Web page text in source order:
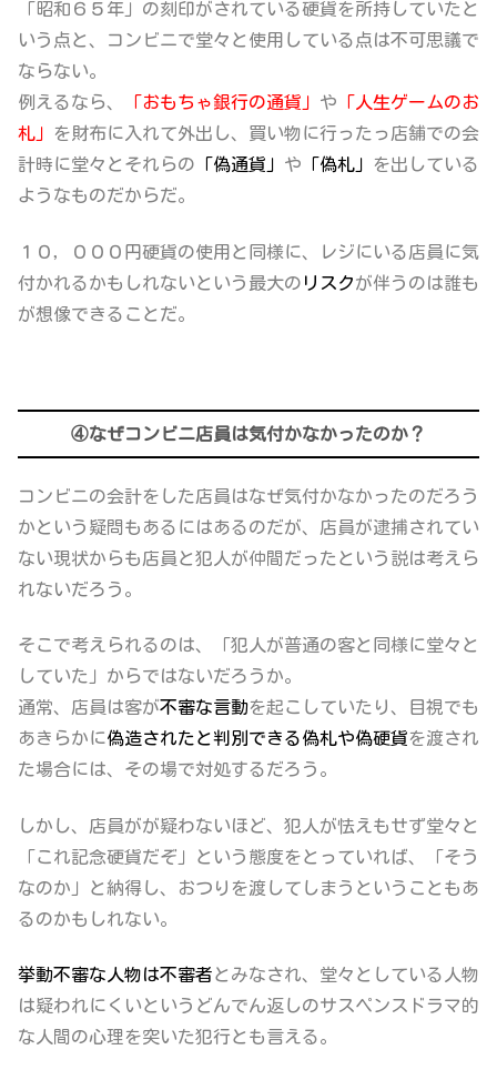
「昭和６５年」の刻印がされている硬貨を所持していたと
いう点と、コンビニで堂々と使用している点は不可思議で
ならない。
例えるなら、
「おもちゃ銀行の通貨」 や 「人生ゲームのお
札」
を財布に入れて外出し、買い物に行ったっ店舗での会
計時に堂々とそれらの 「偽通貨」 や 「偽札」
を出している
ようなものだからだ。
１０，０００円硬貨の使用と同様に、レジにいる店員に気
付かれるかもしれないという最大の リスクが伴うのは誰も
が想像できることだ。
④なぜコンビニ店員は気付かなかったのか？
コンビニの会計をした店員はなぜ気付かなかったのだろう
かという疑問もあるにはあるのだが、店員が逮捕されてい
ない現状からも店員と犯人が仲間だったという説は考えら
れないだろう。
そこで考えられるのは、
「犯人が普通の客と同様に堂々と
していた」 からではないだろうか。
通常、店員は客が不審な言動を起こしていたり、目視でも
あきらかに偽造されたと判別できる偽札や偽硬貨を渡され
た場合には、その場で対処するだろう。
しかし、 店員がが疑わないほど、犯人が怯えもせず堂々と
「これ記念硬貨だぞ」という態度をとっていれば、「そう
なのか」と納得し、おつりを渡してしまうという こともあ
るのかもしれない。
挙動不審な人物は不審者とみなされ、 堂々としている人物
は疑われにくいというどんでん返しのサスペンスドラマ的
な人間の心理を突いた犯行とも言える。